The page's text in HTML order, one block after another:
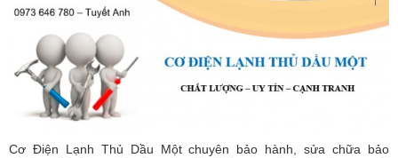
Cơ Điện Lạnh Thủ Dầu Một chuyên bảo hành, sửa chữa bảo